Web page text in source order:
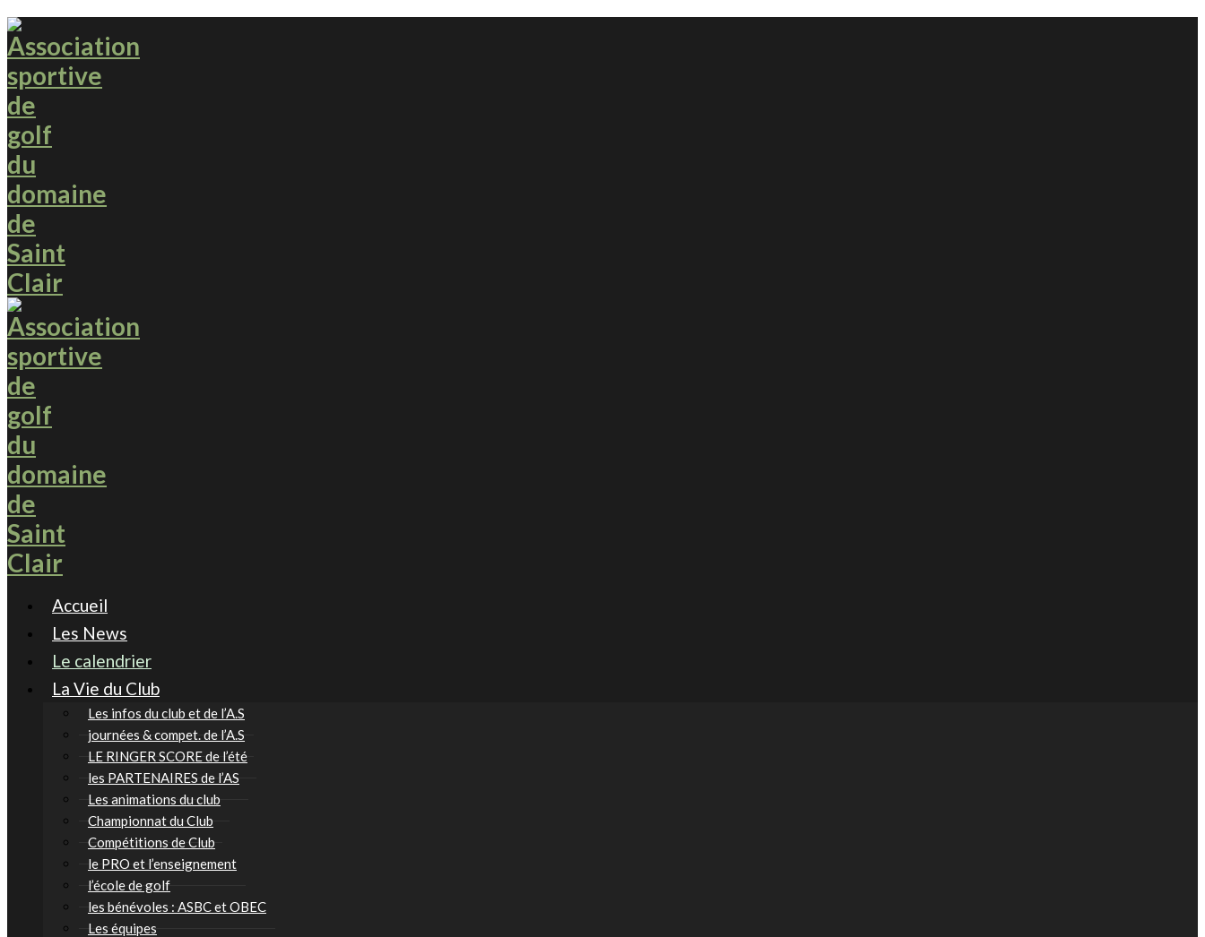
Accueil
Les News
Le calendrier
La Vie du Club
Les infos du club et de l’A.S
journées & compet. de l’A.S
LE RINGER SCORE de l’été
les PARTENAIRES de l’AS
Les animations du club
Championnat du Club
Compétitions de Club
le PRO et l’enseignement
l’école de golf
les bénévoles : ASBC et OBEC
Les équipes